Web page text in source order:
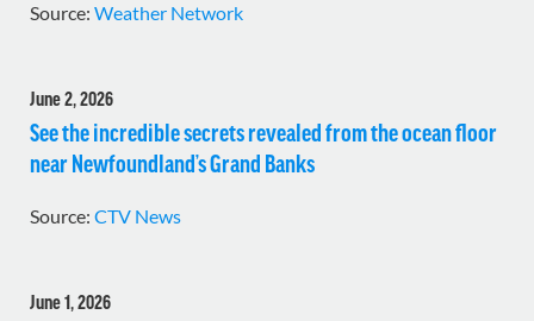
Source: Weather Network
June 2, 2026
See the incredible secrets revealed from the ocean floor
near Newfoundland’s Grand Banks
Source: CTV News
June 1, 2026